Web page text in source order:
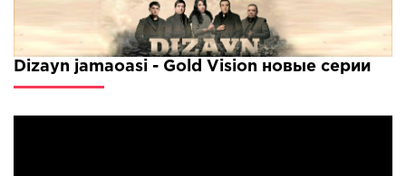
Dizayn jamaoasi - Gold Vision новые серии